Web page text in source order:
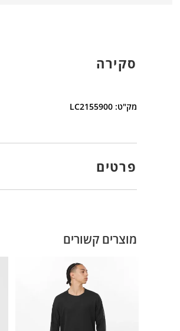
סקירה
מק"ט: LC2155900
פרטים
מוצרים קשורים